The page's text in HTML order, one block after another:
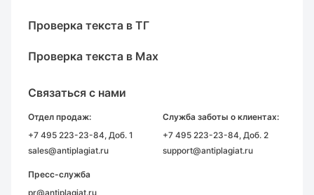
Проверка текста в ТГ
Проверка текста в Max
Связаться с нами
Отдел продаж:
+7 495 223-23-84, Доб. 1
sales@antiplagiat.ru
Служба заботы о клиентах:
+7 495 223-23-84, Доб. 2
support@antiplagiat.ru
Пресс-служба
pr@antiplagiat.ru